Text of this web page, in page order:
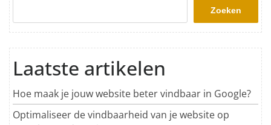
Zoeken
Laatste artikelen
Hoe maak je jouw website beter vindbaar in Google?
Optimaliseer de vindbaarheid van je website op